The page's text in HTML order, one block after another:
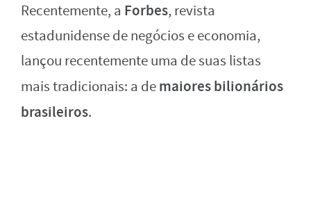
Recentemente, a Forbes, revista
estadunidense de negócios e economia,
lançou recentemente uma de suas listas
mais tradicionais: a demaiores bilionários
brasileiros.